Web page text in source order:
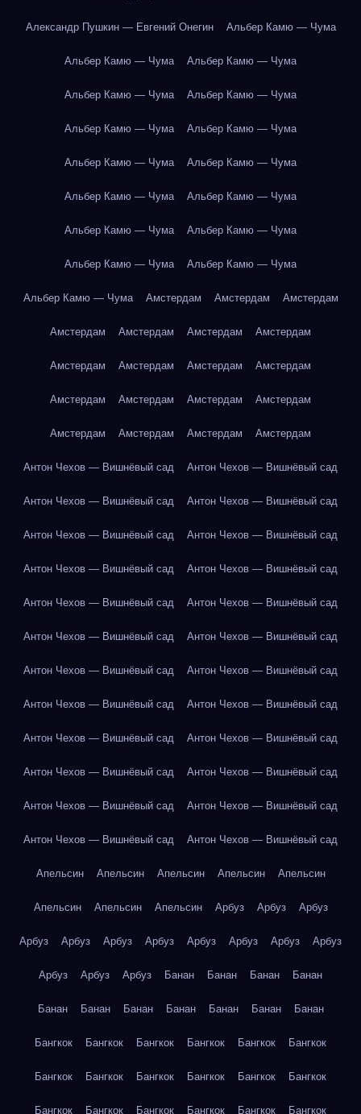
Александр Пушкин — Евгений Онегин Альбер Камю — Чума
Альбер Камю — Чума Альбер Камю — Чума
Альбер Камю — Чума Альбер Камю — Чума
Альбер Камю — Чума Альбер Камю — Чума
Альбер Камю — Чума Альбер Камю — Чума
Альбер Камю — Чума Альбер Камю — Чума
Альбер Камю — Чума Альбер Камю — Чума
Альбер Камю — Чума Альбер Камю — Чума
Альбер Камю — Чума Амстердам Амстердам Амстердам
Амстердам Амстердам Амстердам Амстердам
Амстердам Амстердам Амстердам Амстердам
Амстердам Амстердам Амстердам Амстердам
Амстердам Амстердам Амстердам Амстердам
Антон Чехов — Вишнёвый сад Антон Чехов — Вишнёвый сад
Антон Чехов — Вишнёвый сад Антон Чехов — Вишнёвый сад
Антон Чехов — Вишнёвый сад Антон Чехов — Вишнёвый сад
Антон Чехов — Вишнёвый сад Антон Чехов — Вишнёвый сад
Антон Чехов — Вишнёвый сад Антон Чехов — Вишнёвый сад
Антон Чехов — Вишнёвый сад Антон Чехов — Вишнёвый сад
Антон Чехов — Вишнёвый сад Антон Чехов — Вишнёвый сад
Антон Чехов — Вишнёвый сад Антон Чехов — Вишнёвый сад
Антон Чехов — Вишнёвый сад Антон Чехов — Вишнёвый сад
Антон Чехов — Вишнёвый сад Антон Чехов — Вишнёвый сад
Антон Чехов — Вишнёвый сад Антон Чехов — Вишнёвый сад
Антон Чехов — Вишнёвый сад Антон Чехов — Вишнёвый сад
Апельсин Апельсин Апельсин Апельсин Апельсин
Апельсин Апельсин Апельсин Арбуз Арбуз Арбуз
Арбуз Арбуз Арбуз Арбуз Арбуз Арбуз Арбуз Арбуз
Арбуз Арбуз Арбуз Банан Банан Банан Банан
Банан Банан Банан Банан Банан Банан Банан
Бангкок Бангкок Бангкок Бангкок Бангкок Бангкок
Бангкок Бангкок Бангкок Бангкок Бангкок Бангкок
Бангкок Бангкок Бангкок Бангкок Бангкок Бангкок